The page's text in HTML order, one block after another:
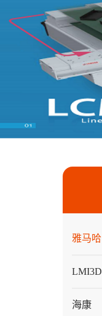
雅马哈
LMI3D
海康